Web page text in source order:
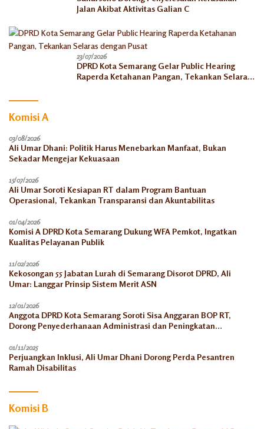
Jalan Akibat Aktivitas Galian C
23/07/2026
DPRD Kota Semarang Gelar Public Hearing
Raperda Ketahanan Pangan, Tekankan Selaras
Komisi A
03/08/2026
Ali Umar Dhani: Politik Harus Menebarkan Manfaat, Bukan
Sekadar Mengejar Kekuasaan
15/07/2026
Ali Umar Soroti Kesiapan RT dalam Program Bantuan
Operasional, Tekankan Transparansi dan Akuntabilitas
01/04/2026
Komisi A DPRD Kota Semarang Dukung WFA Pemkot, Ingatkan
Kualitas Pelayanan Publik
11/02/2026
Kekosongan 55 Jabatan Lurah di Semarang Disorot DPRD, Ali
Umar: Langgar Prinsip Sistem Merit ASN
12/01/2026
Anggota DPRD Kota Semarang Soroti Sisa Anggaran BOP RT,
Dorong Penyederhanaan Administrasi dan Peningkatan
01/11/2025
Perjuangkan Inklusi, Ali Umar Dhani Dorong Perda Pesantren
Ramah Disabilitas
Komisi B